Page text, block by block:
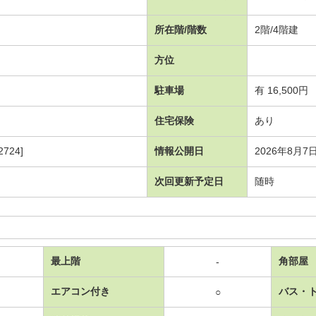
所在階/階数 2階/4階建
方位
駐車場 有 16,500円
住宅保険 あり
情報公開日 2026年8月7日
次回更新予定日 随時
最上階 - 角部屋
エアコン付き ○ バス・